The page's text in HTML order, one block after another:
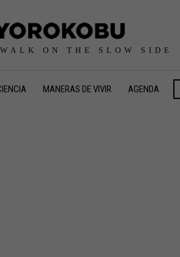
ON THE SLOW SIDE
MANERAS DE VIVIR AGENDA